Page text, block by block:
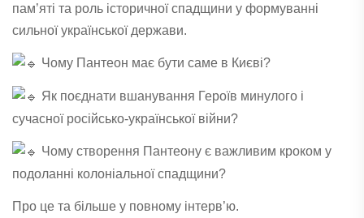
пам’яті та роль історичної спадщини у формуванні
сильної української держави.
Чому Пантеон має бути саме в Києві?
Як поєднати вшанування Героїв минулого і
сучасної російсько-української війни?
Чому створення Пантеону є важливим кроком у
подоланні колоніальної спадщини?
Про це та більше у повному інтерв’ю.